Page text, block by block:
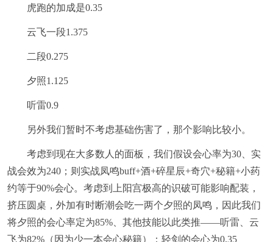
虎跑的加成是0.35
云飞一段1.375
二段0.275
夕照1.125
听雷0.9
另外我们暂时不考虑基础伤害了，那个影响比较小。
考虑到现在大多数人的面板，我们假设会心率为30、实
战会效为240；则实战凤鸣buff+酒+碎星辰+奇穴+秘籍+小药
约等于90%会心。考虑到上阳宫极高的识破可能影响配装，
挤压圆桌，外加有时断潮会吃一两个夕照的凤鸣，因此我们
将夕照的会心率定为85%、其他技能以此类推——听雷、云
飞为82%（因为少一本会心秘籍）；轻剑的会心为0.35